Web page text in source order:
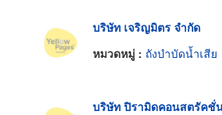
บริษัท เจริญมิตร จำกัด
หมวดหมู่ : ถังบำบัดน้ำเสีย
บริษัท ปิรามิดคอนสตรัคชั่